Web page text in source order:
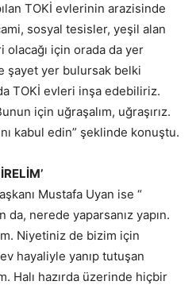
TOKİ evlerinin arazisinde
sosyal tesisler, yeşil alan
için orada da yer
şayet yer bulursak belki
TOKİ evleri inşa edebiliriz.
için uğraşalım, uğraşırız.
kabul edin” şeklinde konuştu.
Mustafa Uyan ise “
da, nerede yaparsanız yapın.
Niyetiniz de bizim için
hayaliyle yanıp tutuşan
Halı hazırda üzerinde hiçbir